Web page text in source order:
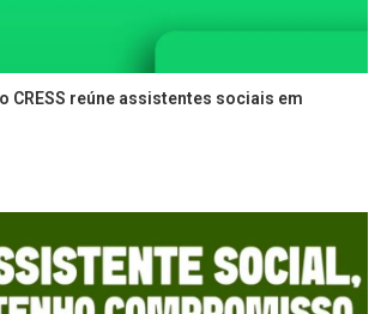
CRESS reúne assistentes sociais em